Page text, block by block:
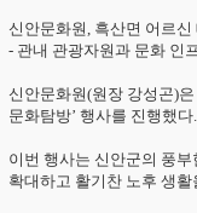
신안문화원, 흑산면 어르
- 관내 관광자원과 문화 인
신안문화원(원장 강성곤)
문화탐방’ 행사를 진행했다.
이번 행사는 신안군의 풍
확대하고 활기찬 노후 생